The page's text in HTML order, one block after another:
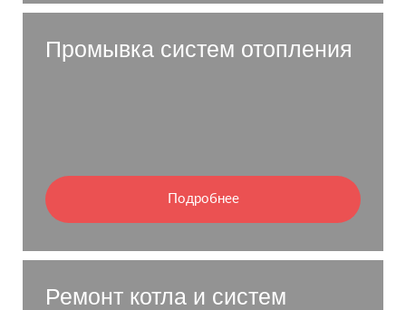
Промывка систем отопления
Подробнее
Ремонт котла и систем